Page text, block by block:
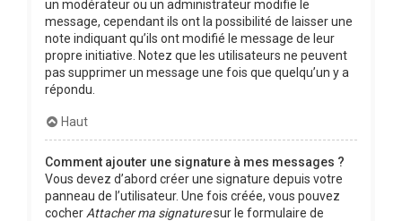
un modérateur ou un administrateur modifie le
message, cependant ils ont la possibilité de laisser une
note indiquant qu’ils ont modifié le message de leur
propre initiative. Notez que les utilisateurs ne peuvent
pas supprimer un message une fois que quelqu’un y a
répondu.
Haut
Comment ajouter une signature à mes messages ?
Vous devez d’abord créer une signature depuis votre
panneau de l’utilisateur. Une fois créée, vous pouvez
cocher Attacher ma signaturesur le formulaire de